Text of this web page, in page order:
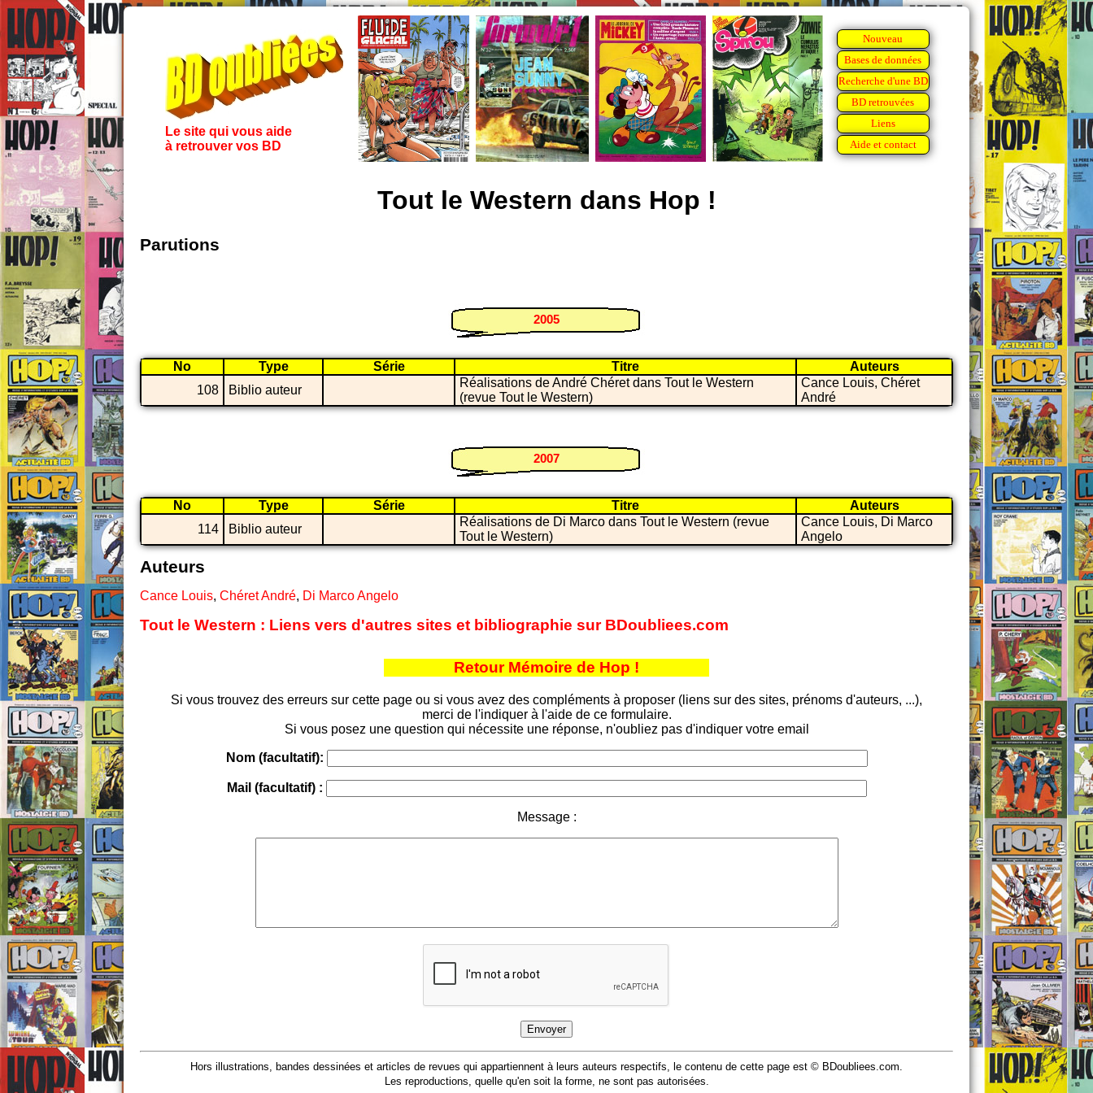
Le site qui vous aide
à retrouver vos BD
Nouveau
Bases de données
Recherche d'une BD
BD retrouvées
Liens
Aide et contact
Tout le Western dans Hop !
Parutions
2005
No Type Série Titre
Auteurs
108
Biblio auteur
Réalisations de André Chéret dans Tout le Western
(revue Tout le Western)
Cance Louis, Chéret
André
2007
No Type Série Titre
Auteurs
114
Biblio auteur
Réalisations de Di Marco dans Tout le Western (revue
Tout le Western)
Cance Louis, Di Marco
Angelo
Auteurs
Cance Louis, Chéret André, Di Marco Angelo
Tout le Western : Liens vers d'autres sites et bibliographie sur BDoubliees.com
Retour Mémoire de Hop !
Si vous trouvez des erreurs sur cette page ou si vous avez des compléments à proposer (liens sur des sites, prénoms d'auteurs, ...),
merci de l'indiquer à l'aide de ce formulaire.
Si vous posez une question qui nécessite une réponse, n'oubliez pas d'indiquer votre email
Nom (facultatif):
Mail (facultatif) :
Message :
Hors illustrations, bandes dessinées et articles de revues qui appartiennent à leurs auteurs respectifs, le contenu de cette page est © BDoubliees.com.
Les reproductions, quelle qu'en soit la forme, ne sont pas autorisées.